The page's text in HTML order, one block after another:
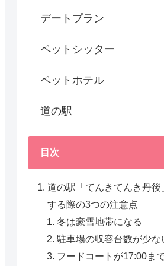
デートプラン
ペットシッター
ペットホテル
道の駅
目次
道の駅「てんきてんき丹後
する際の3つの注意点
冬は豪雪地帯になる
駐車場の収容台数が少な
フードコートが17:00ま